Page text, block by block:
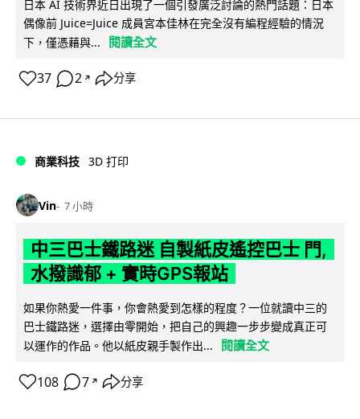
日本 AI 技術界近日出現了一個引發廣泛討論的熱門話題：日本
偶像前 Juice=Juice 成員宮本佳林在完全沒有編程經驗的情況
下，僅憑藉與...
閱讀全文
37 2 ↗ 分享
商業科技 3D 打印
Vin 7 小時
中三巴士鐵路迷 自製紙皮遙控巴士 門,
水撥識郁 + 實時GPS報站
如果你熱愛一件事，你會熱愛到怎樣的程度？一位就讀中三的
巴士鐵路迷，選擇由零開始，把自己的興趣一步步變成真正可
以運作的作品。他以紙皮親手製作出...
閱讀全文
108 7 ↗ 分享